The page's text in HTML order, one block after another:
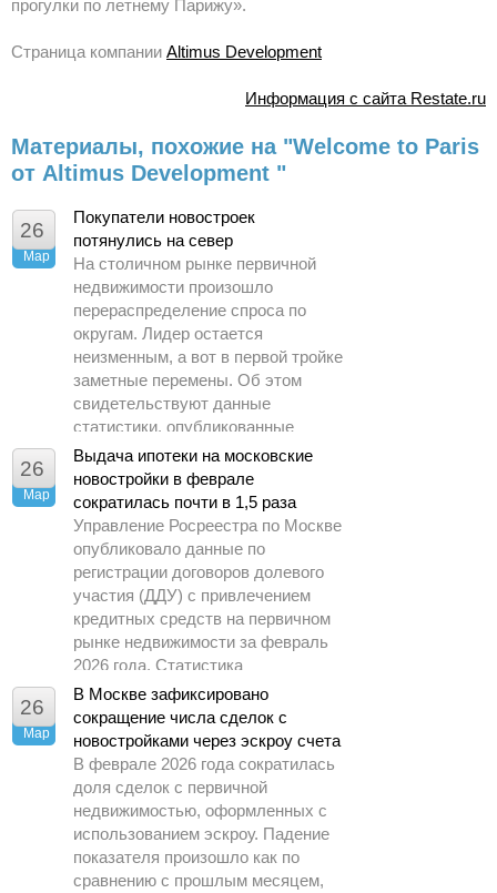
прогулки по летнему Парижу».
Страница компании Altimus Development
Информация с сайта Restate.ru
Материалы, похожие на "Welcome to Paris
от Altimus Development "
26
Мар
Покупатели новостроек
потянулись на север
На столичном рынке первичной
недвижимости произошло
перераспределение спроса по
округам. Лидер остается
неизменным, а вот в первой тройке
заметные перемены. Об этом
свидетельствуют данные
статистики, опубликованные
Управлением Росреестра по
Москве.
26
Мар
Выдача ипотеки на московские
новостройки в феврале
сократилась почти в 1,5 раза
Управление Росреестра по Москве
опубликовало данные по
регистрации договоров долевого
участия (ДДУ) с привлечением
кредитных средств на первичном
рынке недвижимости за февраль
2026 года. Статистика
демонстрирует заметное
охлаждение спроса по сравнению
с предыдущими периодами.
26
Мар
В Москве зафиксировано
сокращение числа сделок с
новостройками через эскроу счета
В феврале 2026 года сократилась
доля сделок с первичной
недвижимостью, оформленных с
использованием эскроу. Падение
показателя произошло как по
сравнению с прошлым месяцем,